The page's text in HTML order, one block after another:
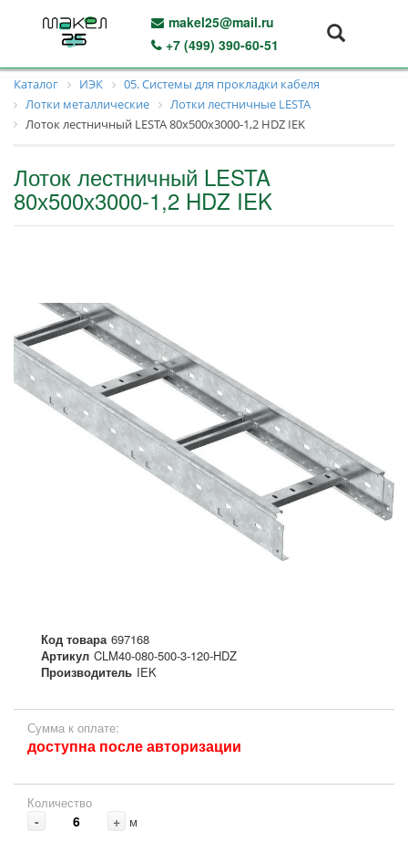
makel25@mail.ru
+7 (499) 390-60-51
Каталог ИЭК
05. Системы для прокладки кабеля
Лотки металлические
Лотки лестничные LESTA
Лоток лестничный LESTA 80х500х3000-1,2 HDZ IEK
Лоток лестничный LESTA
80х500х3000-1,2 HDZ IEK
Код товара 697168
Артикул CLM40-080-500-3-120-HDZ
Производитель IEK
Сумма к оплате:
доступна после авторизации
Количество
- + м